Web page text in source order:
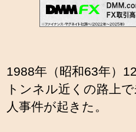
1988年（昭和63年）
トンネル近くの路上
人事件が起きた。